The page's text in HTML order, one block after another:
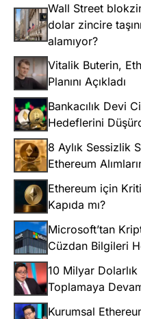
Wall Street
dolar zincire
alamıyor?
Vitalik Buterin,
Planını Açıkladı
Bankacılık Devi
Hedeflerini
8 Aylık Sessizlik
Ethereum
Ethereum için
Kapıda mı?
Microsoft’tan
Cüzdan Bilgileri
10 Milyar
Toplamaya
Kurumsal